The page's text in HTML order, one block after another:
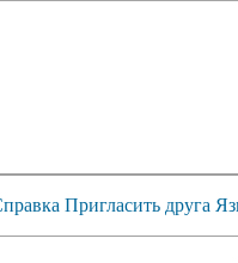
Пригласить друга